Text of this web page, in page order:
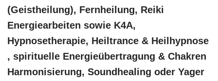
(Geistheilung), Fernheilung, Reiki
Energiearbeiten sowie K4A,
Hypnosetherapie, Heiltrance & Heilhypnose
, spirituelle Energieübertragung & Chakren
Harmonisierung, Soundhealing oder Yager